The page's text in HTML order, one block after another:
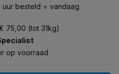
besteld = vandaag
75,00 (tot 31kg)
op voorraad